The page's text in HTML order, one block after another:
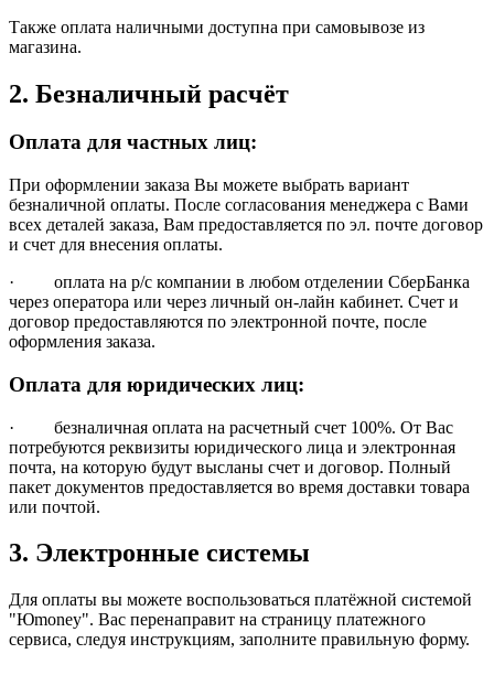
Также оплата наличными доступна при самовывозе из
магазина.
2. Безналичный расчёт
Оплата для частных лиц:
При оформлении заказа Вы можете выбрать вариант
безналичной оплаты. После согласования менеджера с Вами
всех деталей заказа, Вам предоставляется по эл. почте договор
и счет для внесения оплаты.
· оплата на р/с компании в любом отделении СберБанка
через оператора или через личный он-лайн кабинет. Счет и
договор предоставляются по электронной почте, после
оформления заказа.
Оплата для юридических лиц:
· безналичная оплата на расчетный счет 100%. От Вас
потребуются реквизиты юридического лица и электронная
почта, на которую будут высланы счет и договор. Полный
пакет документов предоставляется во время доставки товара
или почтой.
3. Электронные системы
Для оплаты вы можете воспользоваться платёжной системой
"Юmoney". Вас перенаправит на страницу платежного
сервиса, следуя инструкциям, заполните правильную форму.